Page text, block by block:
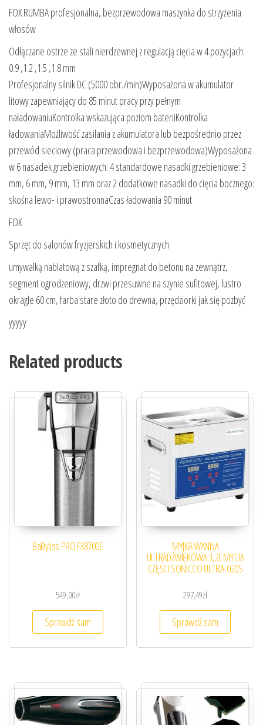
FOX RUMBA profesjonalna, bezprzewodowa maszynka do strzyżenia
włosów
Odłączane ostrze ze stali nierdzewnej z regulacją cięcia w 4 pozycjach:
0.9 ,1.2 ,1.5 ,1.8 mm
Profesjonalny silnik DC (5000 obr./min)Wyposażona w akumulator
litowy zapewniający do 85 minut pracy przy pełnym
naładowaniuKontrolka wskazująca poziom bateriiKontrolka
ładowaniaMożliwość zasilania z akumulatora lub bezpośrednio przez
przewód sieciowy (praca przewodowa i bezprzewodowa)Wyposażona
w 6 nasadek grzebieniowych: 4 standardowe nasadki grzebieniowe: 3
mm, 6 mm, 9 mm, 13 mm oraz 2 dodatkowe nasadki do cięcia bocznego:
skośna lewo- i prawostronnaCzas ładowania 90 minut
FOX
Sprzęt do salonów fryzjerskich i kosmetycznych
umywalką nablatową z szafką, impregnat do betonu na zewnątrz,
segment ogrodzeniowy, drzwi przesuwne na szynie sufitowej, lustro
okragle 60 cm, farba stare złoto do drewna, przędziorki jak się pozbyć
yyyyy
Related products
BaByliss PRO FX8700E
549,00zł
Sprawdź sam
MYJKA WANNA
ULTRADŹWIĘKOWA 3,2L MYCIA
CZĘŚCI SONICCO ULTRA-020S
297,49zł
Sprawdź sam